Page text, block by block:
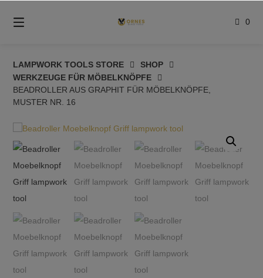
zum
Inhalt
0
LAMPWORK TOOLS STORE
SHOP
WERKZEUGE FÜR MÖBELKNÖPFE
BEADROLLER AUS GRAPHIT FÜR MÖBELKNÖPFE,
MUSTER NR. 16